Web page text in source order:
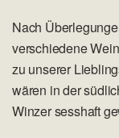
Nach
verschiedene
zu unserer
wären in der
Winzer sesshaft